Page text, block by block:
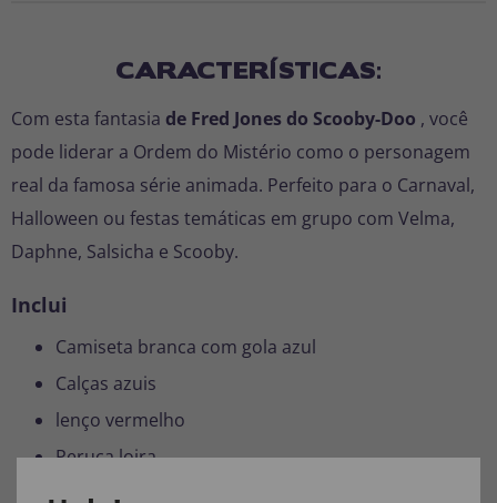
CARACTERÍSTICAS:
Com esta fantasia de Fred Jones do Scooby-Doo , você
pode liderar a Ordem do Mistério como o personagem
real da famosa série animada. Perfeito para o Carnaval,
Halloween ou festas temáticas em grupo com Velma,
Daphne, Salsicha e Scooby.
Inclui
Camiseta branca com gola azul
Calças azuis
lenço vermelho
Peruca loira